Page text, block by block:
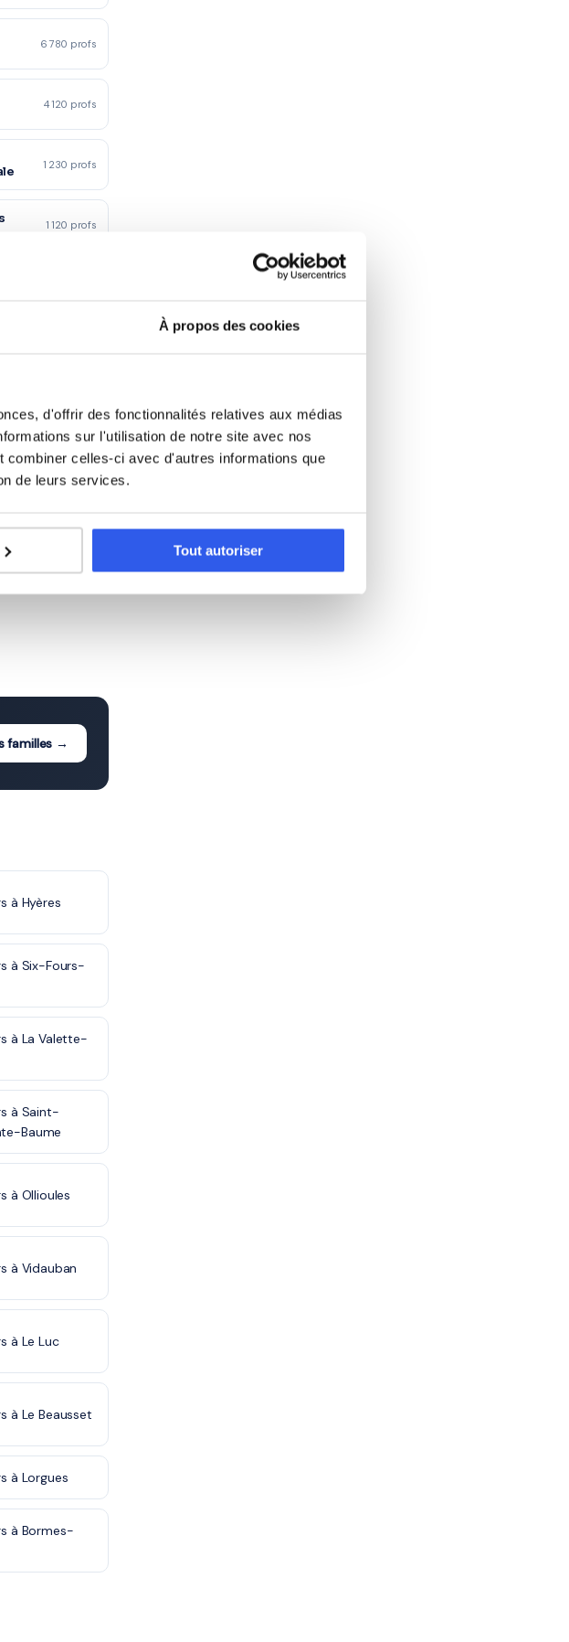
À propos des cookies
d'offrir des fonctionnalités relatives aux médias
sur l'utilisation de notre site avec nos
celles-ci avec d'autres informations que
de leurs services.
Tout autoriser
6 780 profs
4 120 profs
1 230 profs
1 120 profs
familles →
à Hyères
à Six-Fours-
à La Valette-
à Saint-
Baume
à Ollioules
à Vidauban
à Le Luc
à Le Beausset
à Lorgues
à Bormes-